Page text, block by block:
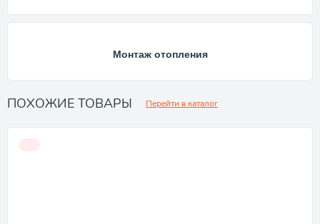
Монтаж отопления
ПОХОЖИЕ ТОВАРЫ Перейти в каталог